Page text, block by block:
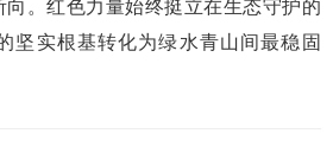
。红色力量始终挺立在生态守护的
坚实根基转化为绿水青山间最稳固